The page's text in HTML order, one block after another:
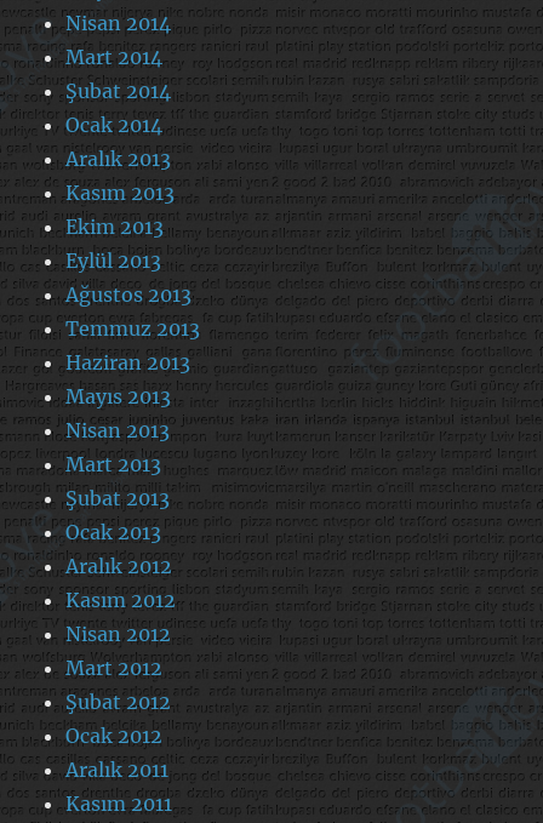
Nisan 2014
Mart 2014
Şubat 2014
Ocak 2014
Aralık 2013
Kasım 2013
Ekim 2013
Eylül 2013
Ağustos 2013
Temmuz 2013
Haziran 2013
Mayıs 2013
Nisan 2013
Mart 2013
Şubat 2013
Ocak 2013
Aralık 2012
Kasım 2012
Nisan 2012
Mart 2012
Şubat 2012
Ocak 2012
Aralık 2011
Kasım 2011